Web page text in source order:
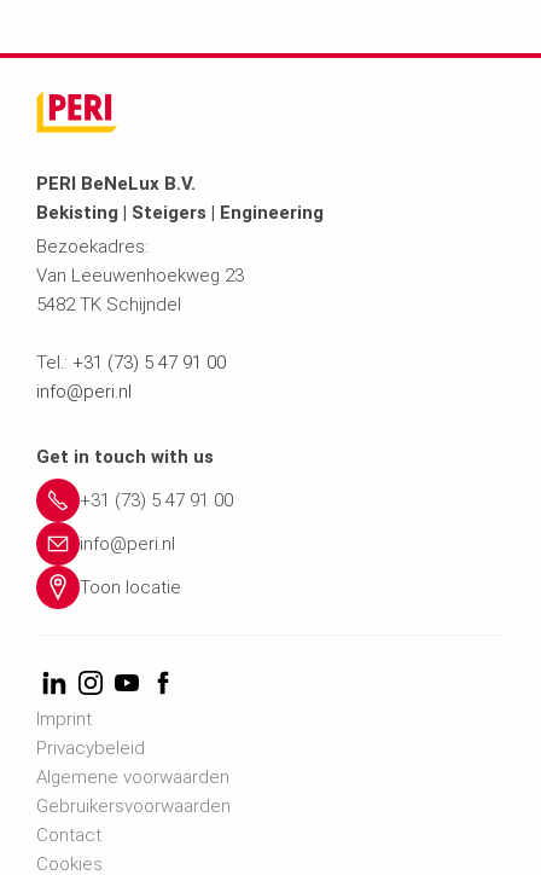
PERI BeNeLux B.V.
Bekisting | Steigers | Engineering
Bezoekadres:
Van Leeuwenhoekweg 23
5482 TK Schijndel
Tel.: +31 (73) 5 47 91 00
info@peri.nl
Get in touch with us
+31 (73) 5 47 91 00
info@peri.nl
Toon locatie
Imprint
Privacybeleid
Algemene voorwaarden
Gebruikersvoorwaarden
Contact
Cookies